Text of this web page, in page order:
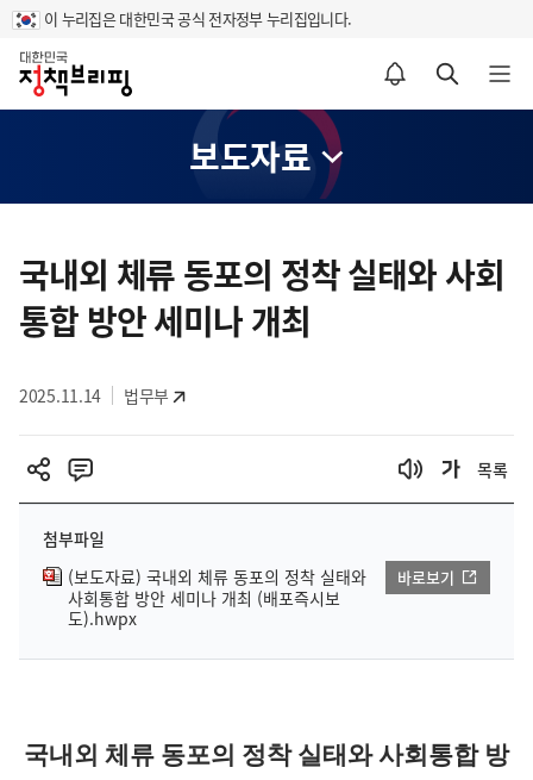
이 누리집은 대한민국 공식 전자정부 누리집입니다.
홈
알림설정 바로가기 검색 바로가기 메뉴 열기
보도자료
텐
츠
영
국내외 체류 동포의 정착 실태와 사회
통합 방안 세미나 개최
2025.11.14 법무부
목록
첨부파일
(보도자료) 국내외 체류 동포의 정착 실태와
사회통합 방안 세미나 개최 (배포즉시보
도).hwpx
바로보기
국내외 체류 동포의 정착 실태와 사회통합 방